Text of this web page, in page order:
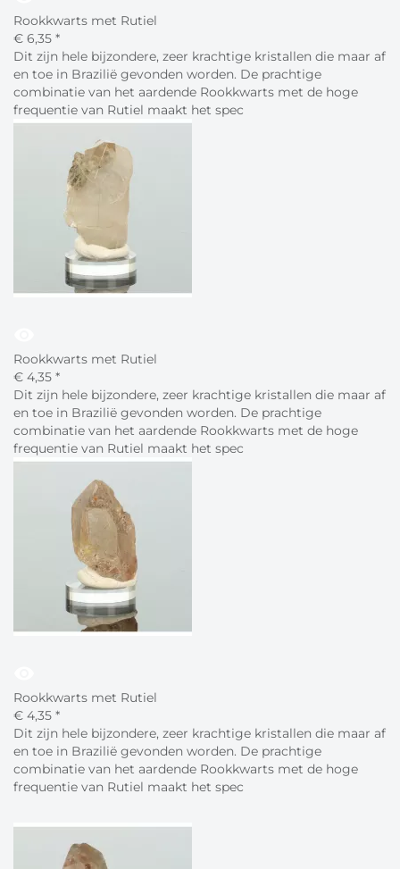
Rookkwarts met Rutiel
€ 6,35 *
Dit zijn hele bijzondere, zeer krachtige kristallen die maar af
en toe in Brazilië gevonden worden. De prachtige
combinatie van het aardende Rookkwarts met de hoge
frequentie van Rutiel maakt het spec
Rookkwarts met Rutiel
€ 4,35 *
Dit zijn hele bijzondere, zeer krachtige kristallen die maar af
en toe in Brazilië gevonden worden. De prachtige
combinatie van het aardende Rookkwarts met de hoge
frequentie van Rutiel maakt het spec
Rookkwarts met Rutiel
€ 4,35 *
Dit zijn hele bijzondere, zeer krachtige kristallen die maar af
en toe in Brazilië gevonden worden. De prachtige
combinatie van het aardende Rookkwarts met de hoge
frequentie van Rutiel maakt het spec